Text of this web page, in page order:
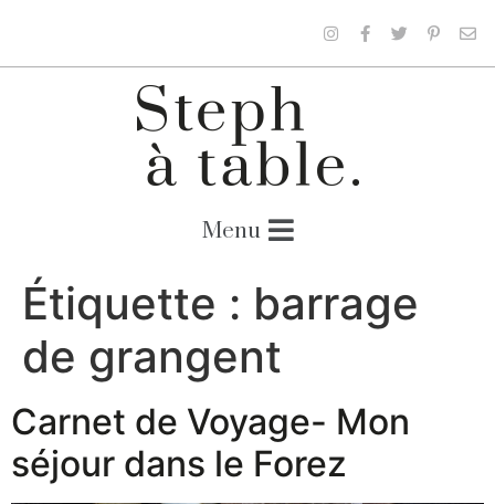
Étiquette : barrage
de grangent
Carnet de Voyage- Mon
séjour dans le Forez